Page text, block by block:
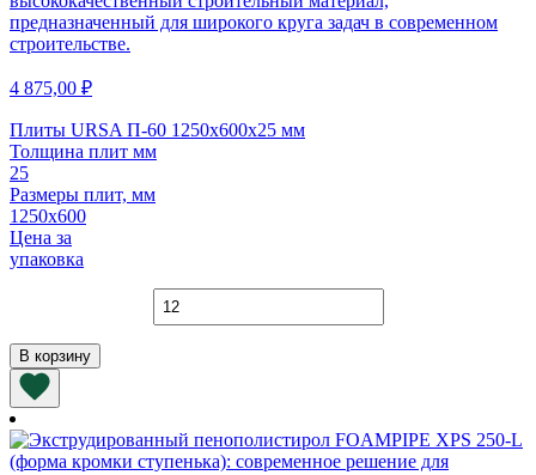
4 875,00 ₽
Плиты URSA П-60 1250х600х25 мм
Толщина плит мм
25
Размеры плит, мм
1250х600
Цена за
упаковка
Количество
товара
В корзину